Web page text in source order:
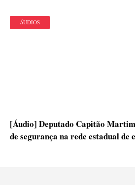
ÁUDIOS
[Áudio] Deputado Capitão
de segurança na rede estadual de